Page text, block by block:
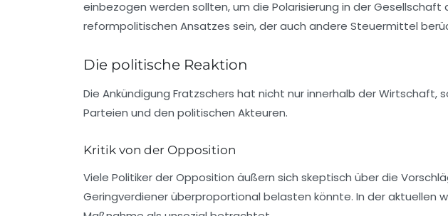
einbezogen werden sollten, um die Polarisierung in der Gesellschaft
reformpolitischen Ansatzes sein, der auch andere Steuermittel
Die politische Reaktion
Die Ankündigung Fratzschers hat nicht nur innerhalb der
Parteien und den politischen Akteuren.
Kritik von der Opposition
Viele Politiker der Opposition äußern sich skeptisch über die
Geringverdienerüberproportional belasten könnte. In der aktuellen